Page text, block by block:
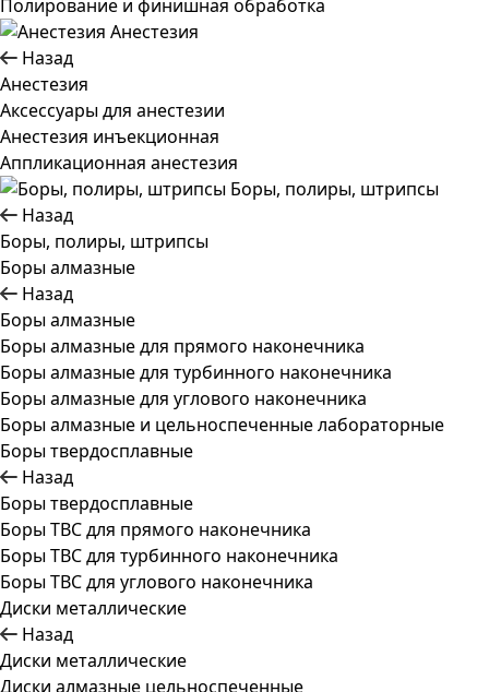
Полирование и финишная обработка
Анестезия
Назад
Анестезия
Аксессуары для анестезии
Анестезия инъекционная
Аппликационная анестезия
Боры, полиры, штрипсы
Назад
Боры, полиры, штрипсы
Боры алмазные
Назад
Боры алмазные
Боры алмазные для прямого наконечника
Боры алмазные для турбинного наконечника
Боры алмазные для углового наконечника
Боры алмазные и цельноспеченные лабораторные
Боры твердосплавные
Назад
Боры твердосплавные
Боры ТВС для прямого наконечника
Боры ТВС для турбинного наконечника
Боры ТВС для углового наконечника
Диски металлические
Назад
Диски металлические
Диски алмазные цельноспеченные